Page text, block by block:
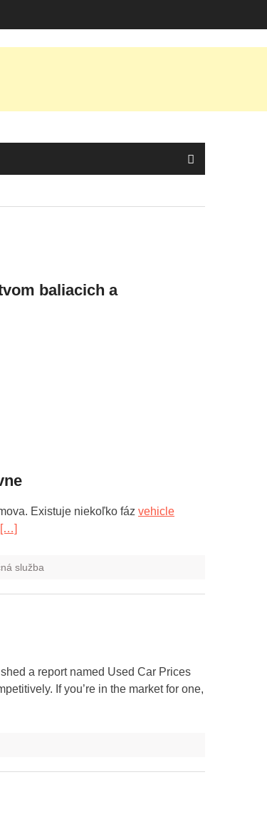
baliacich a
Existuje niekoľko fáz vehicle
[…]
služba
a report named Used Car Prices
If you’re in the market for one,